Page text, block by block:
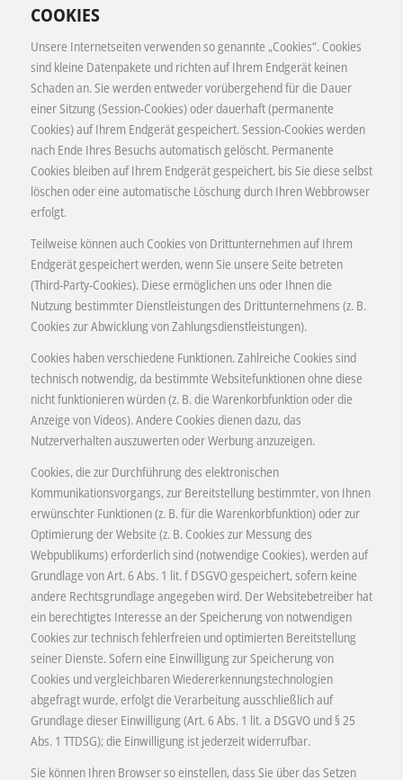
COOKIES
Unsere Internetseiten verwenden so genannte „Cookies“. Cookies
sind kleine Datenpakete und richten auf Ihrem Endgerät keinen
Schaden an. Sie werden entweder vorübergehend für die Dauer
einer Sitzung (Session-Cookies) oder dauerhaft (permanente
Cookies) auf Ihrem Endgerät gespeichert. Session-Cookies werden
nach Ende Ihres Besuchs automatisch gelöscht. Permanente
Cookies bleiben auf Ihrem Endgerät gespeichert, bis Sie diese selbst
löschen oder eine automatische Löschung durch Ihren Webbrowser
erfolgt.
Teilweise können auch Cookies von Drittunternehmen auf Ihrem
Endgerät gespeichert werden, wenn Sie unsere Seite betreten
(Third-Party-Cookies). Diese ermöglichen uns oder Ihnen die
Nutzung bestimmter Dienstleistungen des Drittunternehmens (z. B.
Cookies zur Abwicklung von Zahlungsdienstleistungen).
Cookies haben verschiedene Funktionen. Zahlreiche Cookies sind
technisch notwendig, da bestimmte Websitefunktionen ohne diese
nicht funktionieren würden (z. B. die Warenkorbfunktion oder die
Anzeige von Videos). Andere Cookies dienen dazu, das
Nutzerverhalten auszuwerten oder Werbung anzuzeigen.
Cookies, die zur Durchführung des elektronischen
Kommunikationsvorgangs, zur Bereitstellung bestimmter, von Ihnen
erwünschter Funktionen (z. B. für die Warenkorbfunktion) oder zur
Optimierung der Website (z. B. Cookies zur Messung des
Webpublikums) erforderlich sind (notwendige Cookies), werden auf
Grundlage von Art. 6 Abs. 1 lit. f DSGVO gespeichert, sofern keine
andere Rechtsgrundlage angegeben wird. Der Websitebetreiber hat
ein berechtigtes Interesse an der Speicherung von notwendigen
Cookies zur technisch fehlerfreien und optimierten Bereitstellung
seiner Dienste. Sofern eine Einwilligung zur Speicherung von
Cookies und vergleichbaren Wiedererkennungstechnologien
abgefragt wurde, erfolgt die Verarbeitung ausschließlich auf
Grundlage dieser Einwilligung (Art. 6 Abs. 1 lit. a DSGVO und § 25
Abs. 1 TTDSG); die Einwilligung ist jederzeit widerrufbar.
Sie können Ihren Browser so einstellen, dass Sie über das Setzen